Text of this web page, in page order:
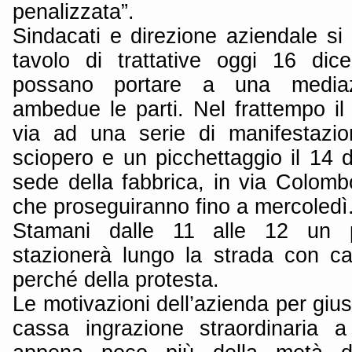
penalizzata”.
Sindacati e direzione aziendale
tavolo di trattative oggi 16
possano portare a una
ambedue le parti. Nel frattempo
via ad una serie di
sciopero e un picchettaggio il 14
sede della fabbrica, in via
che proseguiranno fino a
Stamani dalle 11 alle 12 un
stazionerà lungo la strada con
perché della protesta.
Le motivazioni dell’azienda per
cassa ingrazione straordinaria